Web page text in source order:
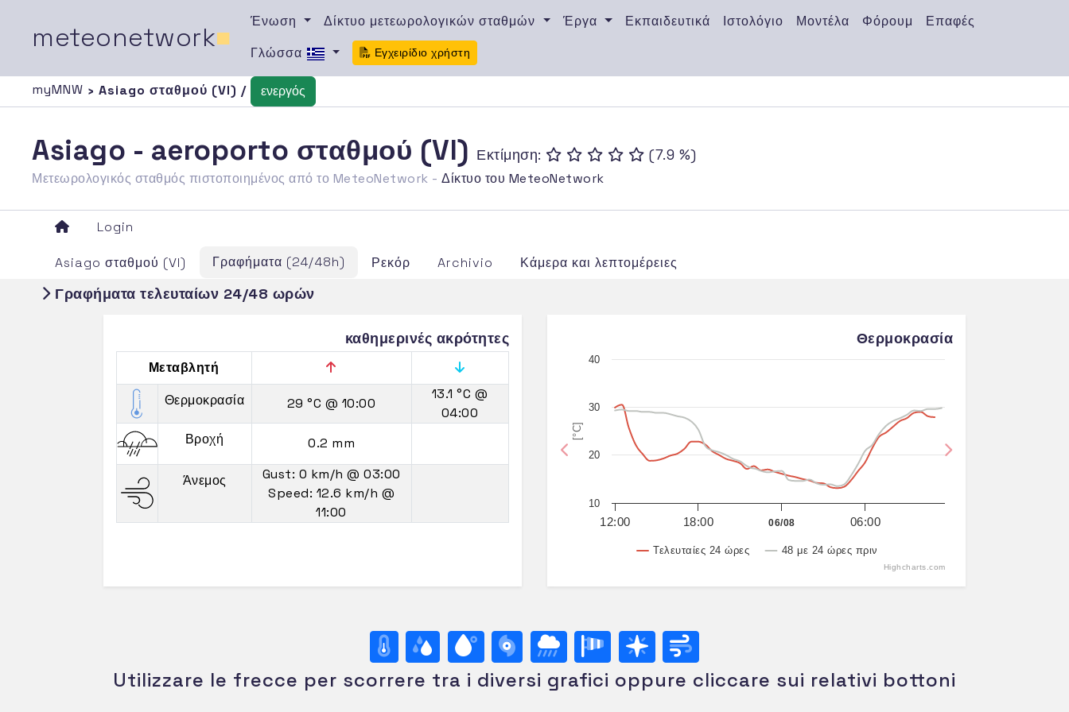
meteonetwork■
Ένωση Δίκτυο μετεωρολογικών σταθμών Έργα Εκπαιδευτικά Ιστολόγιο Μοντέλα Φόρουμ
Επαφές
Γλώσσα
Εγχειρίδιο χρήστη
myMNW › Asiago σταθμού (VI) / ενεργός
Asiago - aeroporto σταθμού (VI) Εκτίμηση: (7.9 %)
Μετεωρολογικός σταθμός πιστοποιημένος από το MeteoNetwork -Δίκτυο του MeteoNetwork
Login
Asiago σταθμού (VI) Γραφήματα (24/48h) Ρεκόρ Archivio Κάμερα και λεπτομέρειες
Γραφήματα τελευταίων 24/48 ωρών
καθημερινές ακρότητες
Μεταβλητή
Θερμοκρασία
29 °C @ 10:00
13.1 °C @
04:00
Βροχή
0.2 mm
Άνεμος Gust: 0 km/h@ 03:00
Speed: 12.6 km/h @
11:00
Θερμοκρασία
[°C]
Τελευταίες 24 ώρες 48 με 24 ώρες πριν
12:00 18:00 06/08 06:00
10
20
30
40
Highcharts.com
Previous Next
Utilizzare le frecce per scorrere tra i diversi grafici oppure cliccare sui relativi bottoni